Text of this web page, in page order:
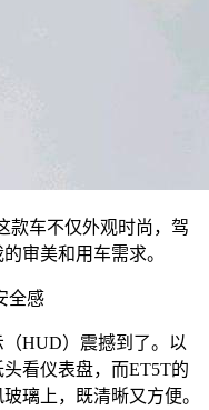
款车不仅外观时尚，驾
审美和用车需求。
全感
HUD）震撼到了。以
看仪表盘，而ET5T的
璃上，既清晰又方便。